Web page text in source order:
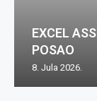
EXCEL
POSAO
8. Jula 2026.